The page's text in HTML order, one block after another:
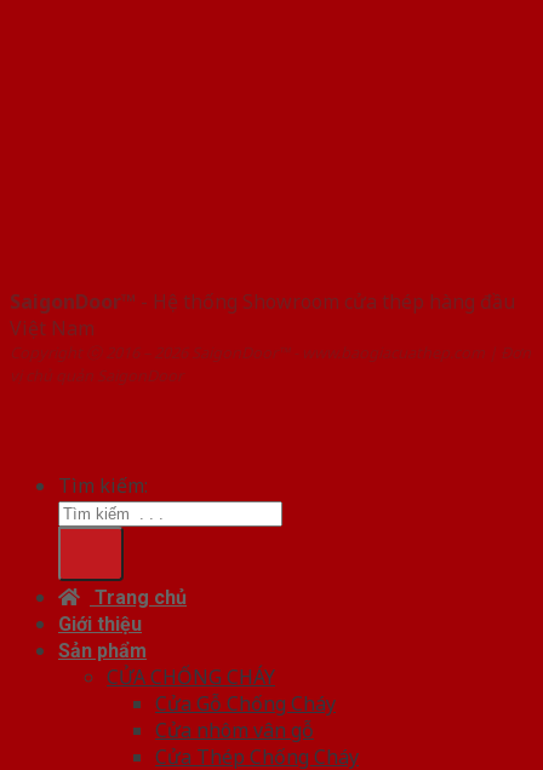
SaigonDoor™ - Hệ thống Showroom cửa thép hàng đầu
Việt Nam
Copyright ⓒ 2016 – 2026 SaigonDoor™ - www.baogiacuathep.com | Đơn
vị chủ quản SaigonDoor
Tìm kiếm:
Trang chủ
Giới thiệu
Sản phẩm
CỬA CHỐNG CHÁY
Cửa Gỗ Chống Cháy
Cửa nhôm vân gỗ
Cửa Thép Chống Cháy